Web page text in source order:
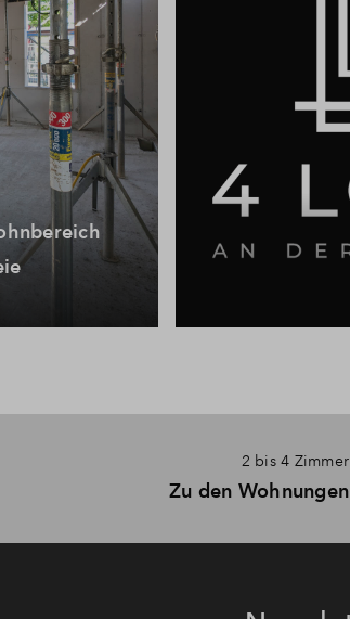
2 bis 4 Zimmer
Zu den Wohnungen